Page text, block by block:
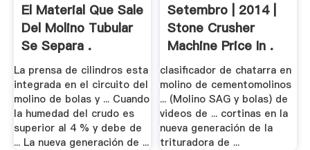
El Material Que Sale
Del Molino Tubular
Se Separa .
La prensa de cilindros esta
integrada en el circuito del
molino de bolas y ... Cuando
la humedad del crudo es
superior al 4 % y debe de
... La nueva generación de ...
Setembro | 2014 |
Stone Crusher
Machine Price In .
clasificador de chatarra en
molino de cementomolinos
... (Molino SAG y bolas) de
videos de ... cortinas en la
nueva generación de la
trituradora de ...